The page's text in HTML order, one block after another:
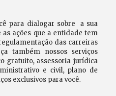
para dialogar sobre a sua
ações que a entidade tem
das carreiras
também nossos serviços
gratuito, assessoria jurídica
e civil, plano de
exclusivos para você.